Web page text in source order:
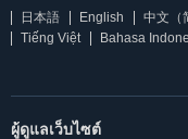
日本語 English 中文（
Tiếng Việt
Bahasa
ผู้ดูแลเว็บไซต์